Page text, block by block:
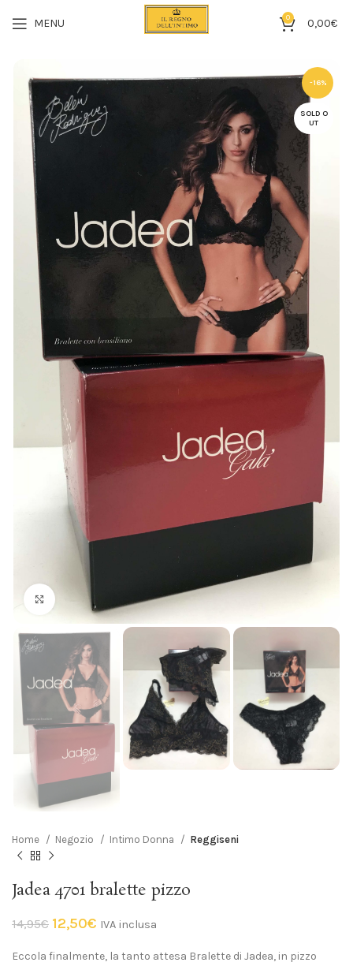
MENU 0 0,00€
-16%
SOLD O
UT
Click to enlarge
Home Negozio Intimo Donna Reggiseni
Jadea 4701 bralette pizzo
14,95€ 12,50€ IVA inclusa
Eccola finalmente, la tanto attesa Bralette di Jadea, in pizzo